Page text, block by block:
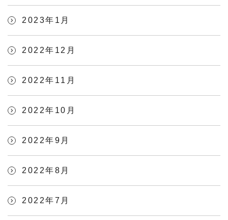
2023年1月
2022年12月
2022年11月
2022年10月
2022年9月
2022年8月
2022年7月